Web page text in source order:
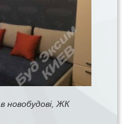
новобудові, ЖК